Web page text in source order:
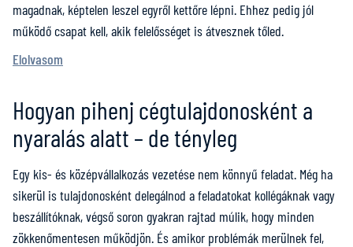
magadnak, képtelen leszel egyről kettőre lépni. Ehhez pedig jól
működő csapat kell, akik felelősséget is átvesznek tőled.
Elolvasom
Hogyan pihenj cégtulajdonosként a
nyaralás alatt – de tényleg
Egy kis- és középvállalkozás vezetése nem könnyű feladat. Még ha
sikerül is tulajdonosként delegálnod a feladatokat kollégáknak vagy
beszállítóknak, végső soron gyakran rajtad múlik, hogy minden
zökkenőmentesen működjön. És amikor problémák merülnek fel,